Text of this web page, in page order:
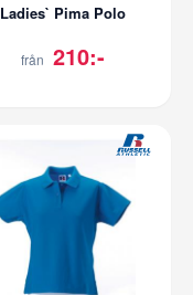
Ladies` Pima Polo
från 210:-